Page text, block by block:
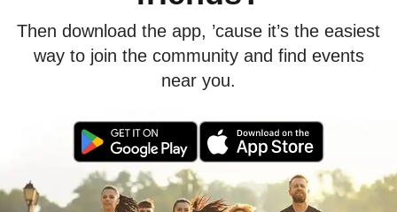
Then download the app, ’cause it’s the easiest
way to join the community and find events
near you.